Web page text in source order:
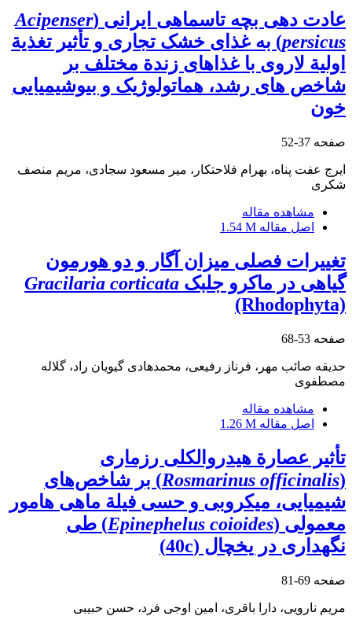
عادت دهی بچه تاسماهی ایرانی (Acipenser
persicus) به غذای خشک تجاری و تأثیر تغذیة
اولیة لاروی با غذاهای زندة مختلف بر
شاخص های رشد، هماتولوژیک و بیوشیمیایی
خون
صفحه 37-52
ایرج عفت پناه، بهرام فلاحتکار، میر مسعود سجادی، مریم منصف
شکری
مشاهده مقاله
اصل مقاله 1.54 M
تغییرات فصلی میزان آگار و دو هورمون
گیاهی در ماکرو جلبک Gracilaria corticata
(Rhodophyta)
صفحه 53-68
حدیقه صائب مهر، فرناز رفیعی، محمدهادی گیویان راد، گلاله
مصطفوی
مشاهده مقاله
اصل مقاله 1.26 M
تأثیر عصارة هیدروالکلی رزماری
(
Rosmarinus officinalis) بر شاخص‌های
شیمیایی، میکروبی و حسی فیلة ماهی هامور
معمولی (Epinephelus coioides) طی
نگهداری در یخچال (40c)
صفحه 69-81
مریم نارویی، دارا باقری، امین اوجی فرد، حسن حبیبی